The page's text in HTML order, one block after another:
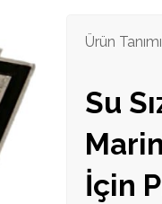
Ürün Tanımı
Su
İçin